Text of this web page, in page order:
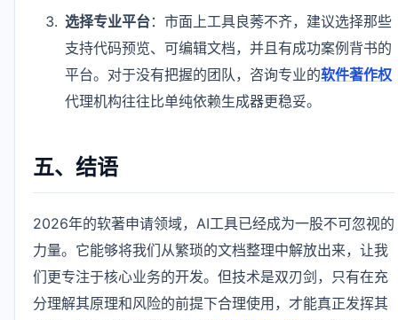
选择专业平台：市面上工具良莠不齐，建议选择那些
支持代码预览、可编辑文档，并且有成功案例背书的
平台。对于没有把握的团队，咨询专业的软件著作权
代理机构往往比单纯依赖生成器更稳妥。
五、结语
2026年的软著申请领域，AI工具已经成为一股不可忽视的
力量。它能够将我们从繁琐的文档整理中解放出来，让我
们更专注于核心业务的开发。但技术是双刃剑，只有在充
分理解其原理和风险的前提下合理使用，才能真正发挥其